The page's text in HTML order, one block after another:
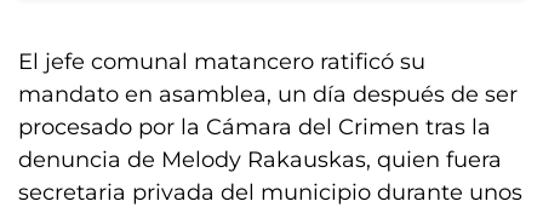
El jefe comunal matancero ratificó su
mandato en asamblea, un día después de ser
procesado por la Cámara del Crimen tras la
denuncia de Melody Rakauskas, quien fuera
secretaria privada del municipio durante unos